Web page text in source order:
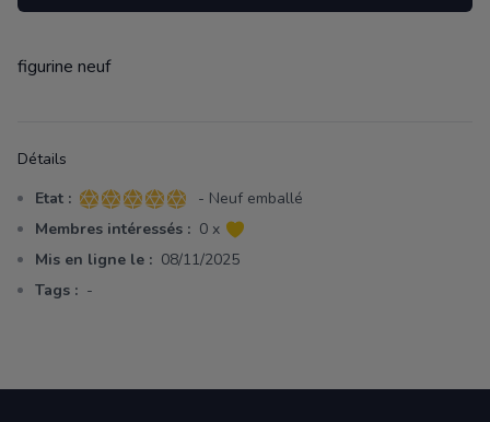
Description
figurine neuf
Détails
Etat : 5 sur 5 étoiles
- Neuf emballé
Membres intéressés : 0 x
Mis en ligne le : 08/11/2025
Tags : -